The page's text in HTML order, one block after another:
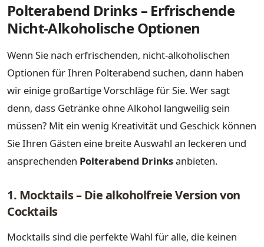
Polterabend Drinks – Erfrischende
Nicht-Alkoholische Optionen
Wenn Sie nach erfrischenden, nicht-alkoholischen
Optionen für Ihren Polterabend suchen, dann haben
wir einige großartige Vorschläge für Sie. Wer sagt
denn, dass Getränke ohne Alkohol langweilig sein
müssen? Mit ein wenig Kreativität und Geschick können
Sie Ihren Gästen eine breite Auswahl an leckeren und
ansprechenden Polterabend Drinksanbieten.
1. Mocktails – Die alkoholfreie Version von
Cocktails
Mocktails sind die perfekte Wahl für alle, die keinen